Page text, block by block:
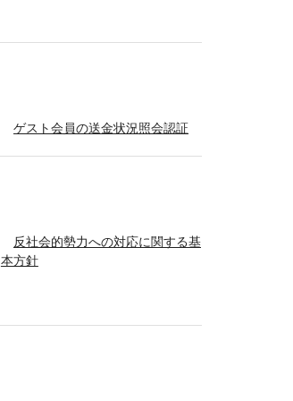
ゲスト会員の送金状況照会認証
反社会的勢力への対応に関する基
本方針